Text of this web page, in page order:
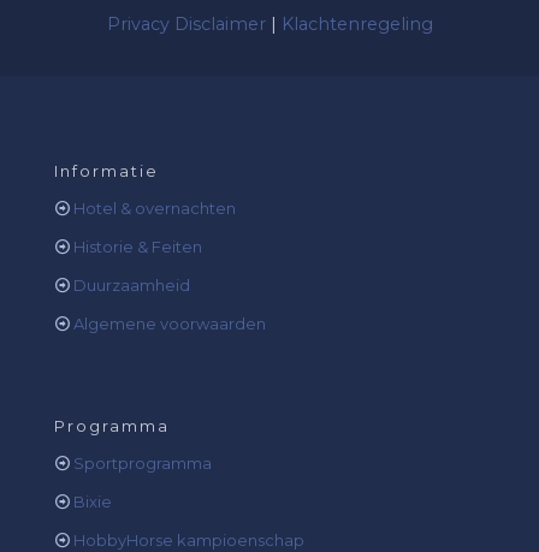
Privacy Disclaimer| Klachtenregeling
Informatie
Hotel & overnachten
Historie & Feiten
Duurzaamheid
Algemene voorwaarden
Programma
Sportprogramma
Bixie
HobbyHorse kampioenschap